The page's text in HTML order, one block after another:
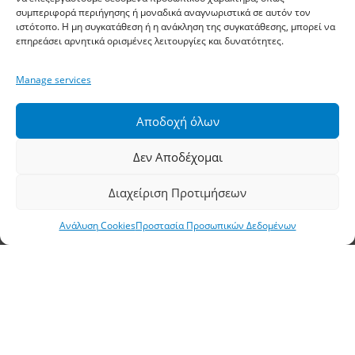
συμπεριφορά περιήγησης ή μοναδικά αναγνωριστικά σε αυτόν τον
ιστότοπο. Η μη συγκατάθεση ή η ανάκληση της συγκατάθεσης, μπορεί να
επηρεάσει αρνητικά ορισμένες λειτουργίες και δυνατότητες.
Manage services
Αποδοχή όλων
Δεν Αποδέχομαι
Διαχείριση Προτιμήσεων
Ανάλυση CookiesΠροστασία Προσωπικών Δεδομένων
Αθηνών, Σίνδος, ΤΚ 57400, ΤΘ 1251
Τηλέφωνο:2310 778822–23
Φαξ: 2310 778824
waterpik@otenet.gr
Υποκατάστημα, Αθήνα
Διεύθυνση: Σταδίου 60, Αθήνα, ΤΚ 10564